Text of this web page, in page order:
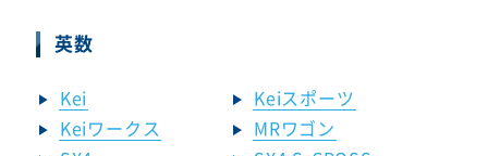
英数
Kei
Keiスポーツ
Keiワークス
MRワゴン